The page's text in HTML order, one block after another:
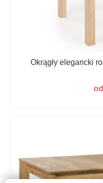
Okrągły elegancki